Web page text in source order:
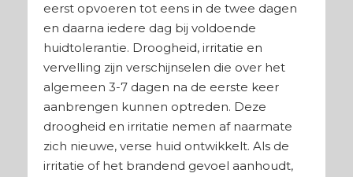
eerst opvoeren tot eens in de twee dagen
en daarna iedere dag bij voldoende
huidtolerantie. Droogheid, irritatie en
vervelling zijn verschijnselen die over het
algemeen 3-7 dagen na de eerste keer
aanbrengen kunnen optreden. Deze
droogheid en irritatie nemen af naarmate
zich nieuwe, verse huid ontwikkelt. Als de
irritatie of het brandend gevoel aanhoudt,